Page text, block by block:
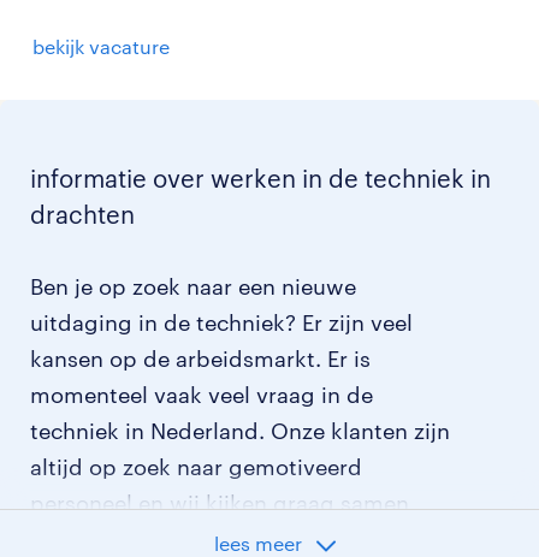
bekijk vacature
informatie over werken in de techniek in
drachten
Ben je op zoek naar een nieuwe
uitdaging in de techniek? Er zijn veel
kansen op de arbeidsmarkt. Er is
momenteel vaak veel vraag in de
techniek in Nederland. Onze klanten zijn
altijd op zoek naar gemotiveerd
personeel en wij kijken graag samen
met je naar de organisatie die het beste
lees meer